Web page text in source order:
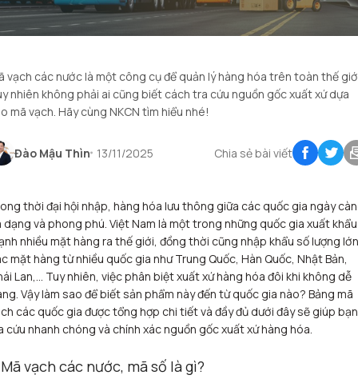
vạch các nước là một công cụ để quản lý hàng hóa trên toàn thế
nhiên không phải ai cũng biết cách tra cứu nguồn gốc xuất xứ dựa
mã vạch. Hãy cùng NKCN tìm hiểu nhé!
Đào Mậu Thìn 13/11/2025 Chia sẻ bài viết
thời đại hội nhập, hàng hóa lưu thông giữa các quốc gia ngày
dạng và phong phú. Việt Nam là một trong những quốc gia xuất khẩu
nhiều mặt hàng ra thế giới, đồng thời cũng nhập khẩu số lượng lớn
mặt hàng từ nhiều quốc gia như Trung Quốc, Hàn Quốc, Nhật Bản,
Lan,… Tuy nhiên, việc phân biệt xuất xứ hàng hóa đôi khi không dễ
Vậy làm sao để biết sản phẩm này đến từ quốc gia nào? Bảng mã
các quốc gia được tổng hợp chi tiết và đầy đủ dưới đây sẽ giúp bạn
cứu nhanh chóng và chính xác nguồn gốc xuất xứ hàng hóa.
Mã vạch các nước, mã số là gì?